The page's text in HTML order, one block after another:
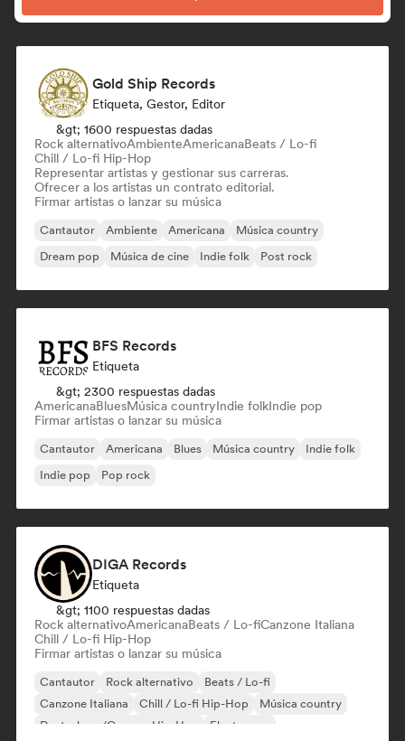
Gold Ship Records
Etiqueta, Gestor, Editor
&gt; 1600 respuestas dadas
Rock alternativoAmbienteAmericanaBeats / Lo-fi
Chill / Lo-fi Hip-Hop
Representar artistas y gestionar sus carreras.
Ofrecer a los artistas un contrato editorial.
Firmar artistas o lanzar su música
Cantautor Ambiente Americana
Música country
Dream pop
Música de cine Indie folk Post rock
BFS Records
Etiqueta
&gt; 2300 respuestas dadas
AmericanaBluesMúsica countryIndie folkIndie pop
Firmar artistas o lanzar su música
Cantautor Americana Blues Música country
Indie folk
Indie pop
Pop rock
DIGA Records
Etiqueta
&gt; 1100 respuestas dadas
Rock alternativoAmericanaBeats / Lo-fiCanzone Italiana
Chill / Lo-fi Hip-Hop
Firmar artistas o lanzar su música
Cantautor Rock alternativo
Beats / Lo-fi
Canzone Italiana
Chill / Lo-fi Hip-Hop
Música country
Deutschrap/German Hip-Hop
Electropop